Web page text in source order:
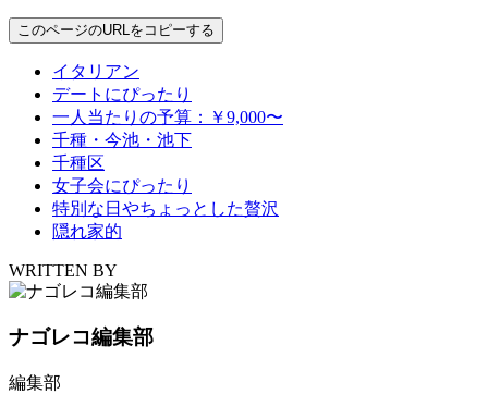
このページのURLをコピーする
イタリアン
デートにぴったり
一人当たりの予算：￥9,000〜
千種・今池・池下
千種区
女子会にぴったり
特別な日やちょっとした贅沢
隠れ家的
WRITTEN BY
ナゴレコ編集部
編集部